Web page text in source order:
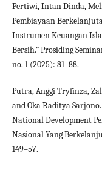
Pertiwi, Intan Dinda,
Pembiayaan
Instrumen Keuangan
Bersih.” Prosiding
no. 1 (2025): 81–88.
Putra, Anggi Tryfinza,
and Oka Raditya
National Development
Nasional Yang
149–57.